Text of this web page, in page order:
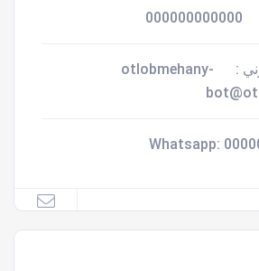
000000000000
:
otlobmehany-